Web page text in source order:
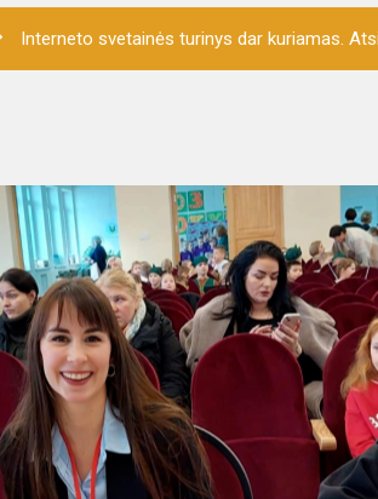
Interneto svetainės turinys dar kuriamas.